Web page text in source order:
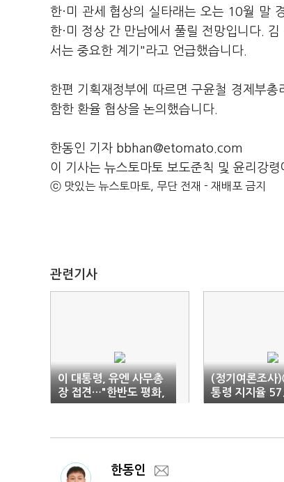
한·미 관세 협상의 실타래는 오는 10월 말
한·미 정상 간 만남에서 풀릴 전망입니다.
서는 중요한 계기"라고 언급했습니다.
한편 기획재정부에 따르면 구윤철 경제부
함한 환율 협상을 논의했습니다.
한동인 기자 bbhan@etomato.com
이 기사는 뉴스토마토 보도준칙 및 윤리강
ⓒ 맛있는 뉴스토마토, 무단 전재 - 재배포 금지
관련기사
이 대통령, 유엔 사무총
장 접견…"한반도 평화,
국제사회와 직결"
(정기여론조사
통령 지지율
과제는 '2030'
한동인